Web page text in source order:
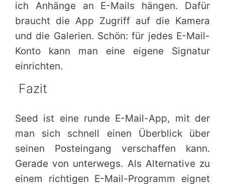
ich Anhänge an E-Mails hängen. Dafür
braucht die App Zugriff auf die Kamera
und die Galerien. Schön: für jedes E-Mail-
Konto kann man eine eigene Signatur
einrichten.
Fazit
Seed ist eine runde E-Mail-App, mit der
man sich schnell einen Überblick über
seinen Posteingang verschaffen kann.
Gerade von unterwegs. Als Alternative zu
einem richtigen E-Mail-Programm eignet